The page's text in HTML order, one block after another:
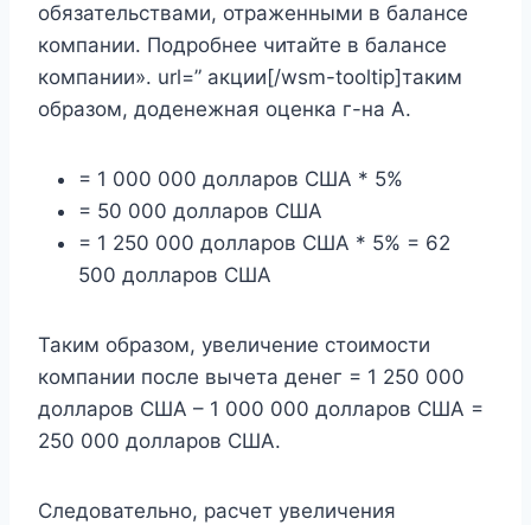
обязательствами, отраженными в балансе
компании. Подробнее читайте в балансе
компании». url=” акции[/wsm-tooltip]таким
образом, доденежная оценка г-на А.
= 1 000 000 долларов США * 5%
= 50 000 долларов США
= 1 250 000 долларов США * 5% = 62
500 долларов США
Таким образом, увеличение стоимости
компании после вычета денег = 1 250 000
долларов США – 1 000 000 долларов США =
250 000 долларов США.
Следовательно, расчет увеличения